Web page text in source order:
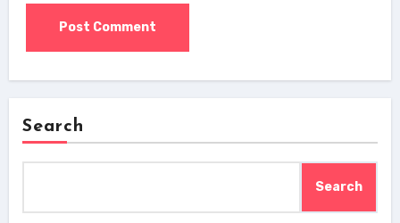
Search
Search